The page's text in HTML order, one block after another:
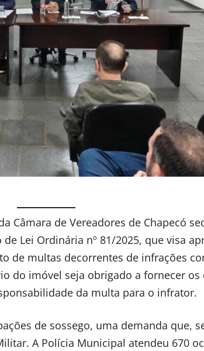
Câmara de Vereadores de Chapecó
Lei Ordinária nº 81/2025, que visa
de multas decorrentes de infrações
do imóvel seja obrigado a fornecer
da multa para o infrator.
de sossego, uma demanda que,
A Polícia Municipal atendeu 670